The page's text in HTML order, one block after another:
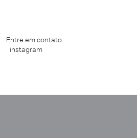
Entre em contato
instagram